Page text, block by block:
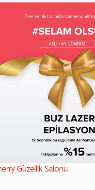
Güzellik Salonu